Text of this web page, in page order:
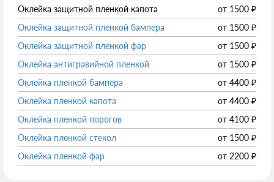
Оклейка защитной пленкой капота
от 1500 ₽
Оклейка защитной пленкой бампера
от 1500 ₽
Оклейка защитной пленкой фар
от 1500 ₽
Оклейка антигравийной пленкой
от 1500 ₽
Оклейка пленкой бампера
от 4400 ₽
Оклейка пленкой капота
от 4400 ₽
Оклейка пленкой порогов
от 4100 ₽
Оклейка пленкой стекол
от 1500 ₽
Оклейка пленкой фар
от 2200 ₽